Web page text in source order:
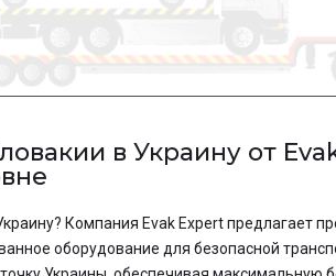
в Украину от
Компания Evak Expert предлагает
оборудование для безопасной